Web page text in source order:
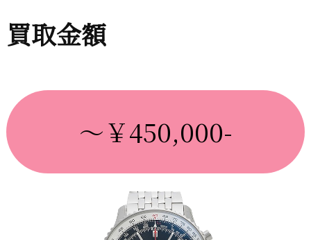
買取金額
～￥450,000-